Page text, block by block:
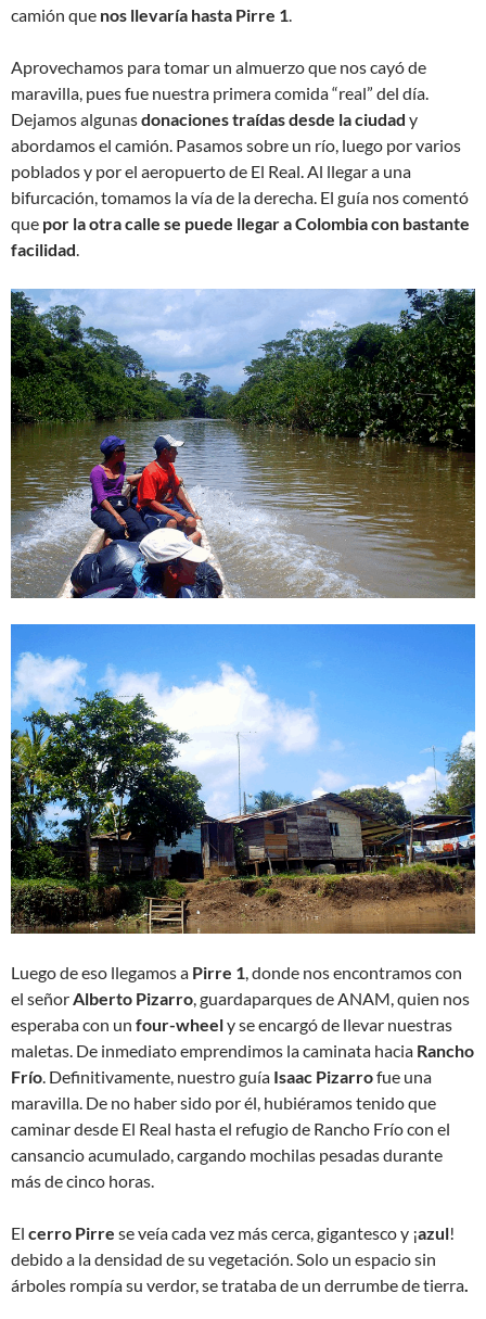
camión que nos llevaría hasta Pirre 1
Aprovechamos para tomar un almuerzo que nos cayó de
maravilla, pues fue nuestra primera comida “real” del día.
Dejamos algunasdonaciones traídas desde la ciudad y
abordamos el camión. Pasamos sobre un río, luego por varios
poblados y por el aeropuerto de El Real. Al llegar a una
bifurcación, tomamos la vía de la derecha. El guía nos comentó
que por la otra calle se puede llegar a Colombia con bastante
facilidad
Luego de eso llegamos a Pirre 1, donde nos encontramos con
el señorAlberto Pizarro, guardaparques de ANAM, quien nos
esperaba con un four-wheely se encargó de llevar nuestras
maletas. De inmediato emprendimos la caminata hacia Rancho
Frío. Definitivamente, nuestro guía Isaac Pizarrofue una
maravilla. De no haber sido por él, hubiéramos tenido que
caminar desde El Real hasta el refugio de Rancho Frío con el
cansancio acumulado, cargando mochilas pesadas durante
más de cinco horas.
El cerro Pirre se veía cada vez más cerca, gigantesco y ¡azul!
debido a la densidad de su vegetación. Solo un espacio sin
árboles rompía su verdor, se trataba de un derrumbe de tierra.